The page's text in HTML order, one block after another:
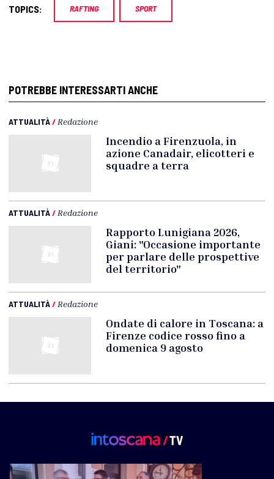
TOPICS: RAFTING SPORT
POTREBBE INTERESSARTI ANCHE
ATTUALITÀ/ Redazione
Incendio a Firenzuola, in
azione Canadair, elicotteri e
squadre a terra
ATTUALITÀ/ Redazione
Rapporto Lunigiana 2026,
Giani: "Occasione importante
per parlare delle prospettive
del territorio"
ATTUALITÀ/ Redazione
Ondate di calore in Toscana: a
Firenze codice rosso fino a
domenica 9 agosto